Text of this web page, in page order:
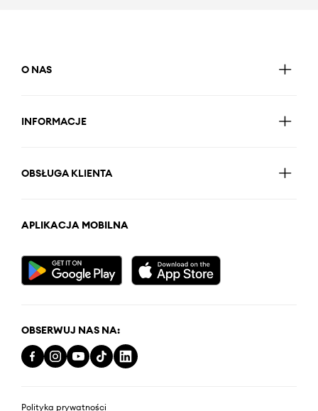
O NAS
INFORMACJE
OBSŁUGA KLIENTA
APLIKACJA MOBILNA
OBSERWUJ NAS NA:
Polityka prywatności